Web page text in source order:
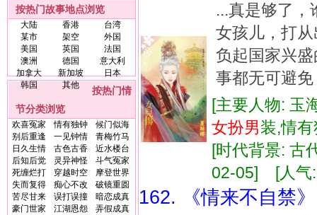
按热门故事地点浏览
大陆 香港
台湾
某市
架空
外国
美国
英国
法国
澳洲
德国
意大利
加拿大
新加坡
日本
韩国
其他
按热门情
节分类浏览
欢喜冤家 情有独钟
候门似海
别后重逢
一见钟情
青梅竹马
日久生情
古色古香
近水楼台
后知后觉
灵异神怪
斗气冤家
死缠烂打
穿越时空
摩登世界
失而复得
痴心不改
破镜重圆
苦尽甘来
误打误撞
暗恋成真
豪门世家
江湖恩怨
弄假成真
...真是够了，
女孩儿，打
负起国家兴
事都无可避
[主要人物: 玉
女扮男装,情
[时代背景:
02-05] [人
162. 《情来不自禁》